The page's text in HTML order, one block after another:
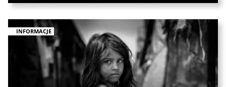
INFORMACJE